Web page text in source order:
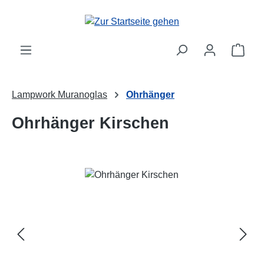
Zum Hauptinhalt springen
Lampwork Muranoglas Ohrhänger
Ohrhänger Kirschen
Bildergalerie überspringen